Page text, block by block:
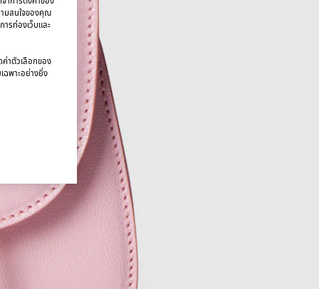
ามสนใจของคุณ
รท่องเว็บและ
าตัวเลือกของ
พาะอย่างยิ่ง